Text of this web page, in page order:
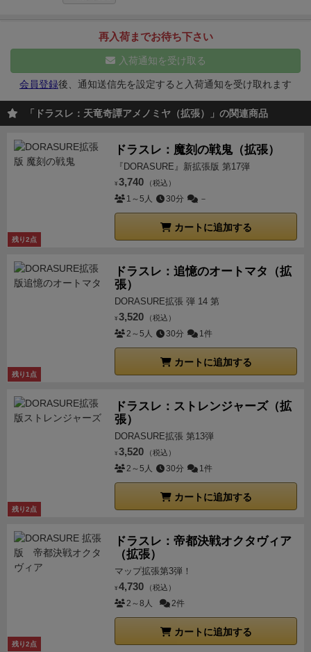
すね。移動力の加算が0でデメリットがない点、1xp上
げるだけで戦闘、探検、教養すべてのクエストに協力
できて育てやすい点も地味に良いところ。基本的にず
っと同行させるだけで良いので、ルール的にも分かり
やすく使いやすいです。細かい難点ですが、メタルフ
ィギュアのサイズ感が他のオトモとかなり違います。
せっかくなら揃えて欲しかった、、、【まとめ】
りやすく新鮮な新マップ、使いやすい新キャラと初追
加のオトモ。こういう拡張が一番欲しかった！って感
じです(トルメンテやオートマタの悪口ではありませ
大量の拡張を追いきれずに辟易してしまった人に
もオススメできる良拡張だと思います。
んと全滅したので、また近々再挑戦したいとこ
ています。出目は晴天時は4以上で入れます。
るとただの安全地帯なんですがここがめっちゃいやら
しい場所で、この湖の周囲には山が3ヶ所あり、森に
周囲が囲まれていてもし、大雨の天候に変わると森、
湖、どちらも出目6でしか入れなくなるんです。なの
で雨クエストが森の奥にあるとかなり大変でした。
マップ拡張です。また、付属の新キャラ「オンミョウ
ジ」もバフデバフができる新しい能力があり、使って
いて楽しいキャラだと思います。
載されている雨マークやドラゴンの雨マークによって
雨が降り、移動がしづらくなるというギミックが多く
な特徴です。プレイ感としては移動のしづらい天空列
島トルメンテと結構似てるなぁと思いました。雨が降
ってる、移動できないっていう感じは似てます。マッ
プ自体は基本と同じような感じで見て実に分かりやす
い。正直二つ目の発売マップはこちらのほうがよかっ
たのでは？雨のギミックルールはシンプルですぐ理解
できると思うので余計そう思いました。
クエストタイ
ルの内容はやや厳しめの内容で、ミンキャスやSSに入
ってるクエストに近い感じでした。具体的に言うとダ
メージを受けるタイルが非常に多い。
休息の代わりにリソースが二つもらえるというもの
も、少し面白いかも、ただ休息ができないのがきつい
クター オンミョウジ
性能としては最近のキャラらし
く使いやすくなってますね。どちらかというとサポー
トよりの強めの性能してます。 追加オトモ
の拡張だけで遊べるように専用の説明書が付いてま
す！小さな大冒険についてる説明書より、大きい上に
性能自体も移動０の同行タイプなのでとり
自体微妙なシステムではありますけど・・・ 総評マッ
プ追加拡張としては良拡張だと思います、ルールが分
かりやすいのでとりあえず試してみるのにはちょうど
いいと思います。難易度的には雨が降ると移動がかな
りきついのでやはり運要素がかなり大きいですが、ト
ルメンテやオクタヴィアほどではないかなと。
買ってからマップ追加としてこれを買うのはアリだと
険を買うという足掛かりにもなりますからね。
再入荷までお待ち下さい
入荷通知を受け取る
会員登録後、通知送信先を設定すると入荷通知を受け取れます
「ドラスレ：天竜奇譚アメノミヤ（拡張）」の関連商品
残り2点
ドラスレ：魔刻の戦鬼（拡張）
『DORASURE』新拡張版 第17弾
¥ 3,740 （税込）
1～5人 30分 －
カートに追加する
残り1点
ドラスレ：追憶のオートマタ（拡
張）
DORASURE拡張 弾 14 第
¥ 3,520 （税込）
2～5人 30分 1件
カートに追加する
残り2点
ドラスレ：ストレンジャーズ（拡
張）
DORASURE拡張 第13弾
¥ 3,520 （税込）
2～5人 30分 1件
カートに追加する
残り2点
ドラスレ：帝都決戦オクタヴィア
（拡張）
マップ拡張第3弾！
¥ 4,730 （税込）
2～8人 2件
カートに追加する